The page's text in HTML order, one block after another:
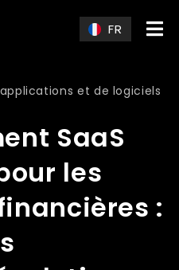
FR
et de logiciels
SaaS
les
: